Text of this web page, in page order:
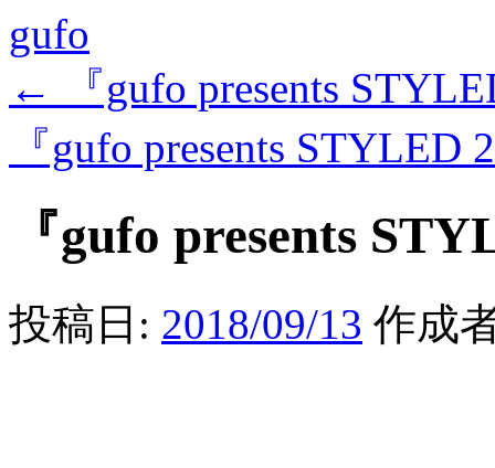
gufo
←
『gufo presents
『gufo presents STYLED
『gufo presents
投稿日: 2018/09/13 作成